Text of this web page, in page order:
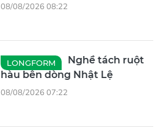
08/08/2026 08:22
LONGFORM
Nghề tách ruột
hàu bên dòng Nhật Lệ
08/08/2026 07:22